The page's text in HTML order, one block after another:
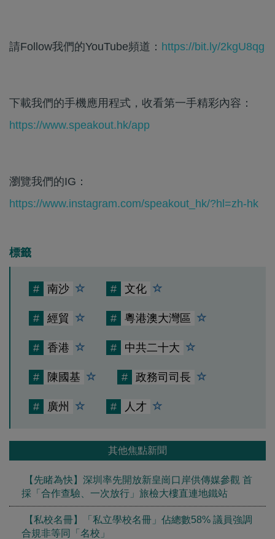
請Follow我們的YouTube頻道： https://bit.ly/2kgU8qg
下載我們的手機應用程式，收看第一手精彩內容：
https://www.speakout.hk/app
瀏覽我們的IG：
https://www.instagram.com/speakout_hk/?hl=zh-hk
標籤
# 南沙 # 文化
# 經貿 # 粵港澳大灣區
# 香港 # 中共二十大
# 陳國基 # 政務司司長
# 廣州 # 人才
其他焦點新聞
【先睹為快】深圳率先開放新皇崗口岸供傳媒參觀 首
採「合作查驗、一次放行」旅檢大樓直連地鐵站
【私校名冊】「私立學校名冊」佔總數58% 議員強調
合規非等同「名校」